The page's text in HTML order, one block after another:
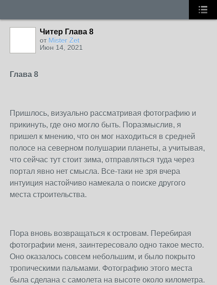
Читер Глава 8
от Mister Zet
Июн 14, 2021
Глава 8
Пришлось, визуально рассматривая фотографию и
прикинуть, где оно могло быть. Поразмыслив, я
пришел к мнению, что он мог находиться в средней
полосе на северном полушарии планеты, а учитывая,
что сейчас тут стоит зима, отправляться туда через
портал явно нет смысла. Все-таки не зря вчера
интуиция настойчиво намекала о поиске другого
места строительства.
Пора вновь возвращаться к островам. Перебирая
фотографии меня, заинтересовало одно такое место.
Оно оказалось совсем небольшим, и было покрыто
тропическими пальмами. Фотографию этого места
была сделана с самолета на высоте около километра.